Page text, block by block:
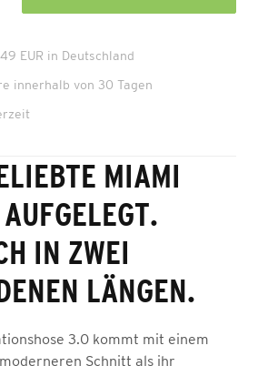
EUR in Deutschland
innerhalb von 30 Tagen
MIAMI
IN ZWEI
LÄNGEN.
3.0 kommt mit einem
Schnitt als ihr